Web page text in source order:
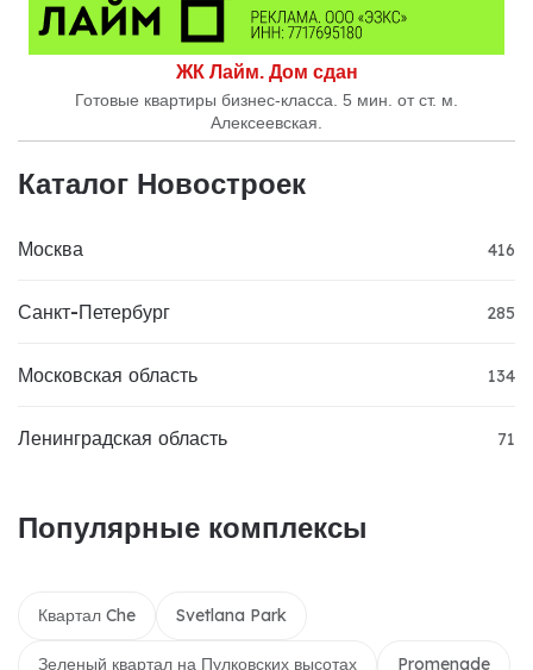
ЖК Лайм. Дом сдан
Готовые квартиры бизнес-класса. 5 мин. от ст. м.
Алексеевская.
Каталог Новостроек
Москва 416
Санкт-Петербург 285
Московская область 134
Ленинградская область 71
Популярные комплексы
Квартал Che Svetlana Park
Зеленый квартал на Пулковских высотах Promenade